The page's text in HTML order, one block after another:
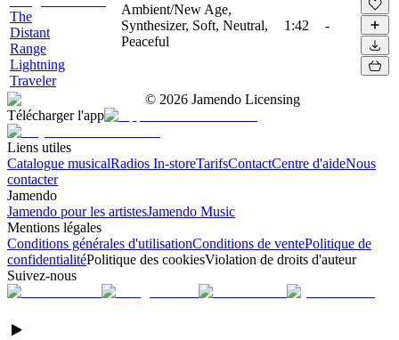
The
Distant
Range
Lightning
Traveler
Ambient/New Age,
Synthesizer, Soft, Neutral,
Peaceful
1:42 -
© 2026 Jamendo Licensing
Télécharger l'app
Liens utiles
Catalogue musicalRadios In-storeTarifsContactCentre d'aideNous
contacter
Jamendo
Jamendo pour les artistesJamendo Music
Mentions légales
Conditions générales d'utilisationConditions de ventePolitique de
confidentialitéPolitique des cookiesViolation de droits d'auteur
Suivez-nous